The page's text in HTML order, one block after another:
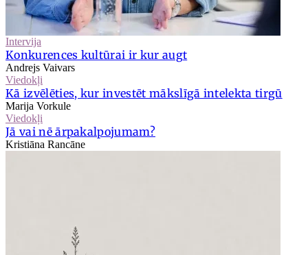
Intervija
Konkurences kultūrai ir kur augt
Andrejs Vaivars
Viedokļi
Kā izvēlēties, kur investēt mākslīgā intelekta tirgū
Marija Vorkule
Viedokļi
Jā vai nē ārpakalpojumam?
Kristiāna Rancāne